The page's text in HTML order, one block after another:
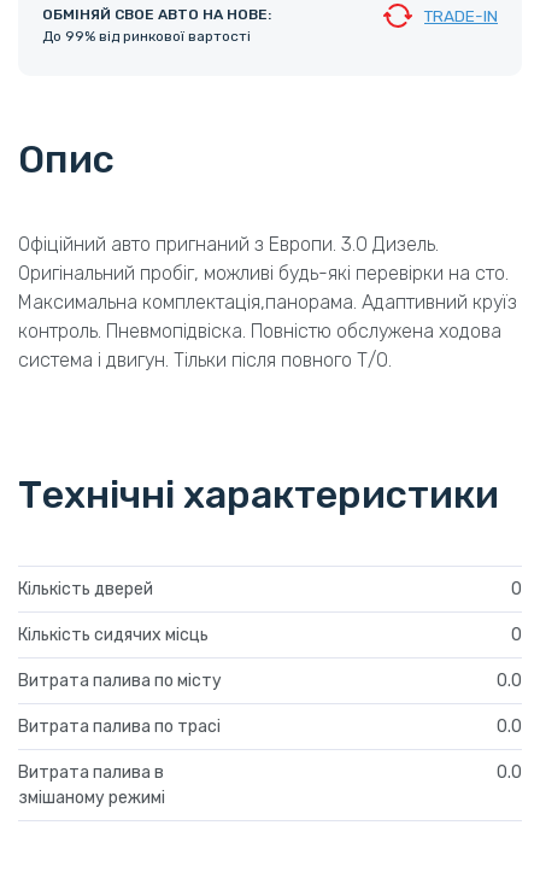
ОБМІНЯЙ СВОЕ АВТО НА НОВЕ:
До 99% від ринкової вартості
TRADE-IN
Технічні характеристики
Кількість дверей 0
Кількість сидячих місць 0
Витрата палива по місту 0.0
Витрата палива по трасі 0.0
Витрата палива в
змішаному режимі
0.0
Опис
Офіційний авто пригнаний з Европи. 3.0 Дизель.
Оригінальний пробіг, можливі будь-які перевірки на сто.
Максимальна комплектація,панорама. Адаптивний круїз
контроль. Пневмопідвіска. Повністю обслужена ходова
система і двигун. Тільки після повного Т/О.